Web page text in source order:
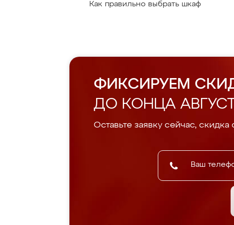
Как правильно выбрать шкаф
ФИКСИРУЕМ
ДО КОНЦА
Оставьте заявку сейчас, скидка